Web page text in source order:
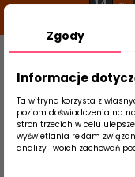
14 g
Strona
Zgody
Informacje
Ta witryna korzysta z
poziom doświadczenia na
stron trzecich w celu
wyświetlania reklam
analizy Twoich zachowań